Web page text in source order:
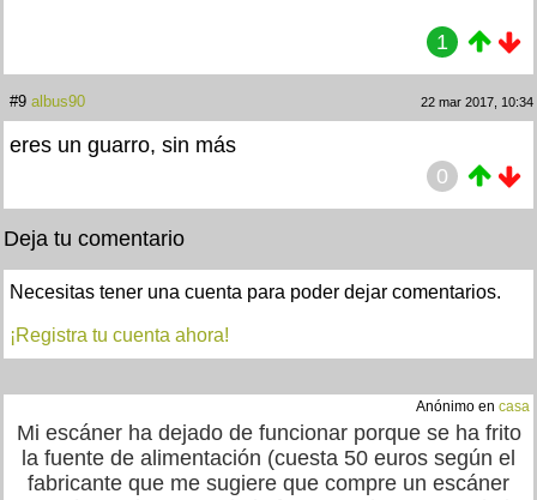
1
#9 albus90 22 mar 2017, 10:34
eres un guarro, sin más
0
Deja tu comentario
Necesitas tener una cuenta para poder dejar comentarios.
¡Registra tu cuenta ahora!
Anónimo en casa
Mi escáner ha dejado de funcionar porque se ha frito
la fuente de alimentación (cuesta 50 euros según el
fabricante que me sugiere que compre un escáner